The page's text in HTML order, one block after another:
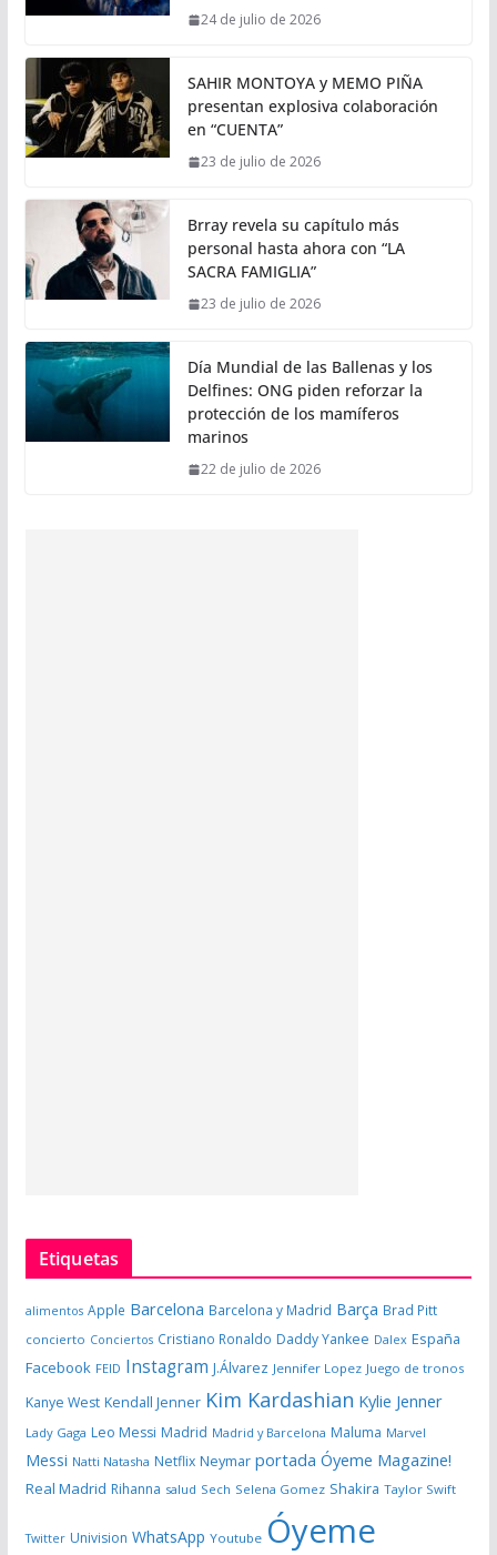
24 de julio de 2026
SAHIR MONTOYA y MEMO PIÑA
presentan explosiva colaboración
en “CUENTA”
23 de julio de 2026
Brray revela su capítulo más
personal hasta ahora con “LA
SACRA FAMIGLIA”
23 de julio de 2026
Día Mundial de las Ballenas y los
Delfines: ONG piden reforzar la
protección de los mamíferos
marinos
22 de julio de 2026
Etiquetas
alimentos Apple Barcelona Barcelona y Madrid Barça Brad Pitt
concierto Conciertos Cristiano Ronaldo Daddy Yankee Dalex España
Facebook FEID Instagram J.Álvarez Jennifer Lopez Juego de tronos
Kanye West Kendall Jenner Kim Kardashian Kylie Jenner
Lady Gaga Leo Messi Madrid Madrid y Barcelona Maluma Marvel
Messi Natti Natasha Netflix Neymar portada Óyeme Magazine!
Real Madrid Rihanna salud Sech Selena Gomez Shakira Taylor Swift
Twitter Univision WhatsApp Youtube Óyeme